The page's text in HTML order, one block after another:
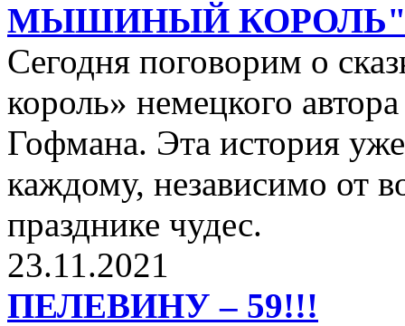
МЫШИНЫЙ
Сегодня поговорим о
король» немецкого
Гофмана. Эта история
каждому, независимо от
празднике чудес.
23.11.2021
ПЕЛЕВИНУ – 59!!!